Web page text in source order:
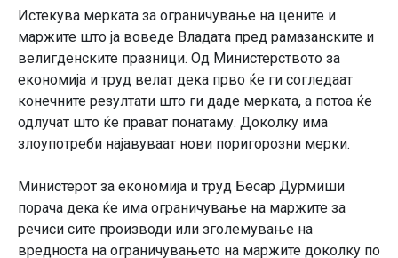
Истекува мерката за ограничување на цените и
маржите што ја воведе Владата пред рамазанските и
велигденските празници. Од Министерството за
економија и труд велат дека прво ќе ги согледаат
конечните резултати што ги даде мерката, а потоа ќе
одлучат што ќе прават понатаму. Доколку има
злоупотреби најавуваат нови поригорозни мерки.
Министерот за економија и труд Бесар Дурмиши
порача дека ќе има ограничување на маржите за
речиси сите производи или зголемување на
вредноста на ограничувањето на маржите доколку по